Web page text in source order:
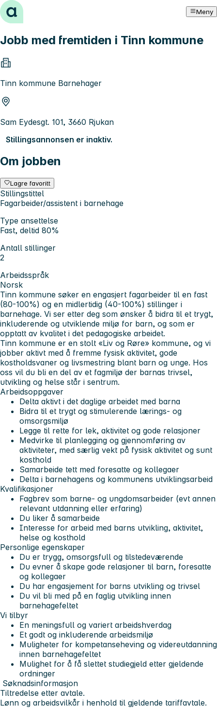
Hopp til innhold Meny
Jobb med fremtiden i Tinn kommune
Tinn kommune Barnehager
Sam Eydesgt. 101, 3660 Rjukan
Stillingsannonsen er inaktiv.
Om jobben
Lagre favoritt
Stillingstittel
Fagarbeider/assistent i barnehage
Type ansettelse
Fast, deltid 80%
Antall stillinger
2
Arbeidsspråk
Norsk
Tinn kommune søker en engasjert fagarbeider til en fast
(80-100%) og en midlertidig (40-100%) stillinger i
barnehage. Vi ser etter deg som ønsker å bidra til et trygt,
inkluderende og utviklende miljø for barn, og som er
opptatt av kvalitet i det pedagogiske arbeidet.
Tinn kommune er en stolt «Liv og Røre» kommune, og vi
jobber aktivt med å fremme fysisk aktivitet, gode
kostholdsvaner og livsmestring blant barn og unge. Hos
oss vil du bli en del av et fagmiljø der barnas trivsel,
utvikling og helse står i sentrum.
Arbeidsoppgaver
Delta aktivt i det daglige arbeidet med barna
Bidra til et trygt og stimulerende lærings- og
omsorgsmiljø
Legge til rette for lek, aktivitet og gode relasjoner
Medvirke til planlegging og gjennomføring av
aktiviteter, med særlig vekt på fysisk aktivitet og sunt
kosthold
Samarbeide tett med foresatte og kollegaer
Delta i barnehagens og kommunens utviklingsarbeid
Kvalifikasjoner
Fagbrev som barne- og ungdomsarbeider (evt annen
relevant utdanning eller erfaring)
Du liker å samarbeide
Interesse for arbeid med barns utvikling, aktivitet,
helse og kosthold
Personlige egenskaper
Du er trygg, omsorgsfull og tilstedeværende
Du evner å skape gode relasjoner til barn, foresatte
og kollegaer
Du har engasjement for barns utvikling og trivsel
Du vil bli med på en faglig utvikling innen
barnehagefeltet
Vi tilbyr
En meningsfull og variert arbeidshverdag
Et godt og inkluderende arbeidsmiljø
Muligheter for kompetanseheving og videreutdanning
innen barnehagefeltet
Mulighet for å få slettet studiegjeld etter gjeldende
ordninger
Søknadsinformasjon
Tiltredelse etter avtale.
Lønn og arbeidsvilkår i henhold til gjeldende tariffavtale.